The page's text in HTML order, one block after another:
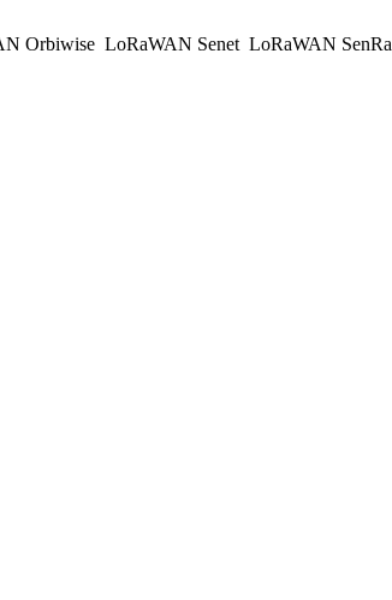
Orbiwise LoRaWAN Senet LoRaWAN SenRa